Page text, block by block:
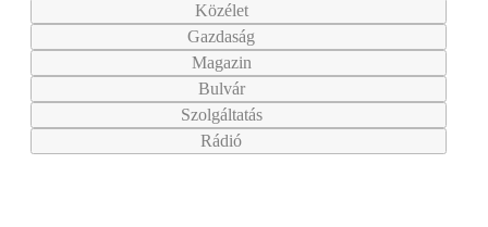
Közélet
Gazdaság
Magazin
Bulvár
Szolgáltatás
Rádió